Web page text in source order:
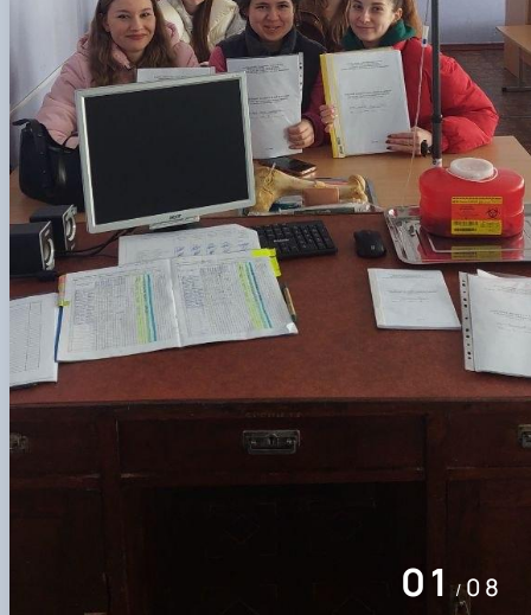
01 / 08